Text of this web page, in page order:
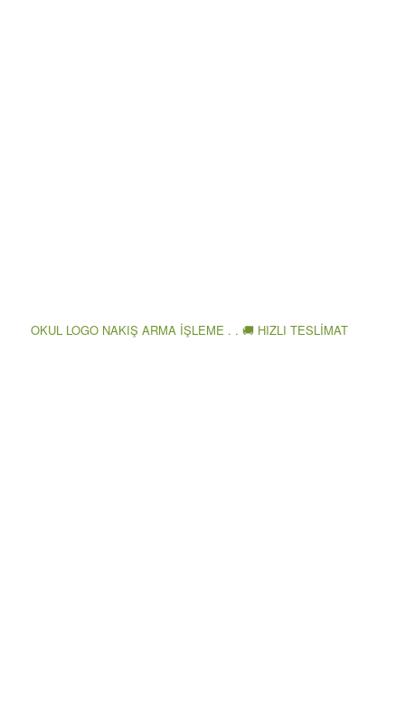
OKUL LOGO NAKIŞ ARMA İŞLEME . . 🚚 HIZLI TESLİMAT